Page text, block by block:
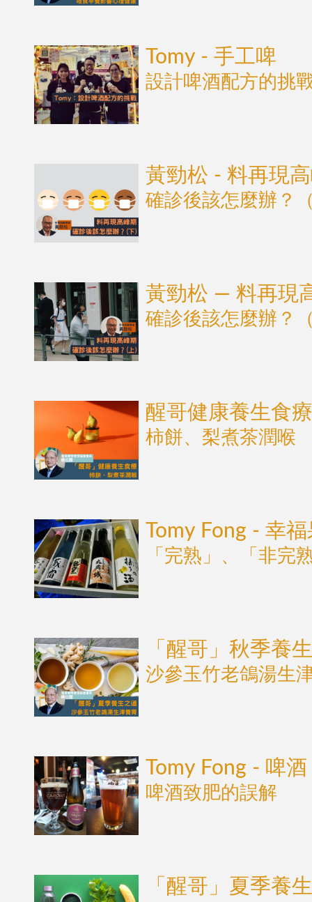
Tomy - 手工啤
設計啤酒配方的挑
黃勁松 - 料再現
確診後該怎麼辦？
黃勁松 — 料再現
確診後該怎麼辦？
醒哥健康養生食療
柿餅、梨煮茶潤喉
Tomy Fong - 幸
「完熟」、「非完
「醒哥」秋季養
沙參玉竹老鴿湯生
Tomy Fong - 啤酒
啤酒致肥的誤解
「醒哥」夏季養